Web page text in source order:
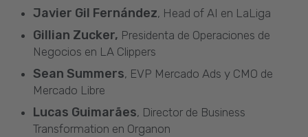
Javier Gil Fernández, Head of AI en LaLiga
Gillian Zucker, Presidenta de Operaciones de
Negocios en LA Clippers
Sean Summers, EVP Mercado Ads y CMO de
Mercado Libre
Lucas Guimarães, Director de Business
Transformation en Organon